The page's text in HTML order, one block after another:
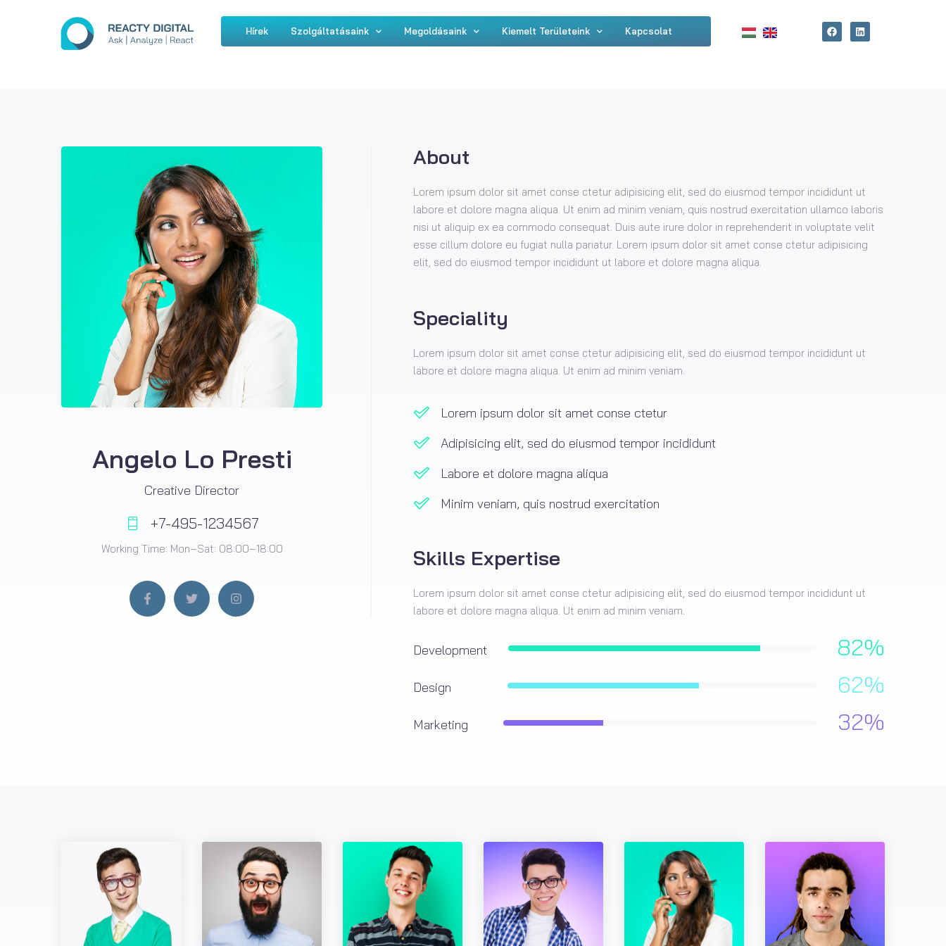
Hírek Szolgáltatásaink Megoldásaink Kiemelt Területeink Kapcsolat
Angelo Lo Presti
Creative Director
+7-495-1234567
Working Time: Mon–Sat: 08:00–18:00
About
Lorem ipsum dolor sit amet conse ctetur adipisicing elit, sed do eiusmod tempor incididunt ut
labore et dolore magna aliqua. Ut enim ad minim veniam, quis nostrud exercitation ullamco laboris
nisi ut aliquip ex ea commodo consequat. Duis aute irure dolor in reprehenderit in voluptate velit
esse cillum dolore eu fugiat nulla pariatur. Lorem ipsum dolor sit amet conse ctetur adipisicing
elit, sed do eiusmod tempor incididunt ut labore et dolore magna aliqua.
Speciality
Lorem ipsum dolor sit amet conse ctetur adipisicing elit, sed do eiusmod tempor incididunt ut
labore et dolore magna aliqua. Ut enim ad minim veniam.
Lorem ipsum dolor sit amet conse ctetur
Adipisicing elit, sed do eiusmod tempor incididunt
Labore et dolore magna aliqua
Minim veniam, quis nostrud exercitation
Skills Expertise
Lorem ipsum dolor sit amet conse ctetur adipisicing elit, sed do eiusmod tempor incididunt ut
labore et dolore magna aliqua. Ut enim ad minim veniam.
Development 82%
Design 62%
Marketing 32%